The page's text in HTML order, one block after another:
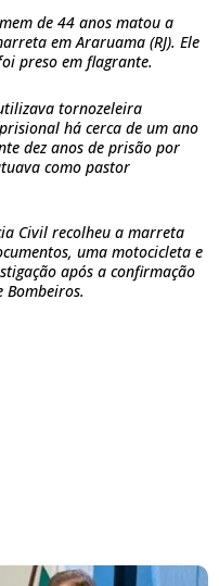
de 44 anos matou a
em Araruama (RJ). Ele
preso em flagrante.
tornozeleira
há cerca de um ano
dez anos de prisão por
como pastor
Civil recolheu a marreta
uma motocicleta e
após a confirmação